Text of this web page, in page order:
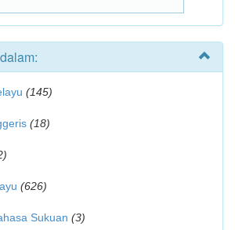
(145)
(18)
(626)
Sukuan (3)